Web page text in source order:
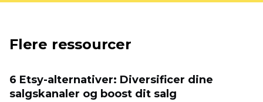
Flere ressourcer
6 Etsy-alternativer: Diversificer dine
salgskanaler og boost dit salg